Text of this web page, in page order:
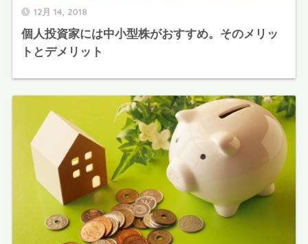
12月 14, 2018
個人投資家には中小型株がおすすめ。そのメリッ
トとデメリット